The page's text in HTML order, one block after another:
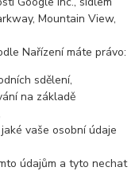
Mountain View,
Nařízení máte právo:
sdělení,
na základě
vaše osobní údaje
údajům a tyto nechat